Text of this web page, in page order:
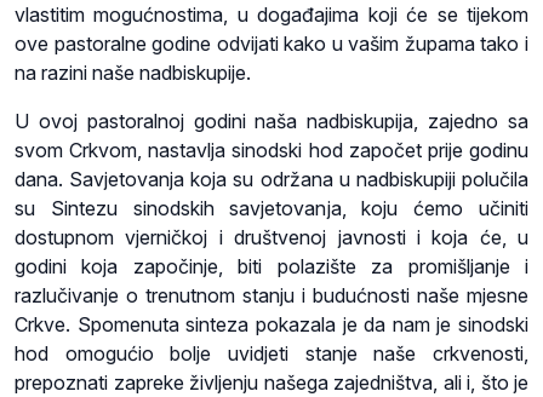
vlastitim mogućnostima, u događajima koji će se tijekom
ove pastoralne godine odvijati kako u vašim župama tako i
na razini naše nadbiskupije.
U ovoj pastoralnoj godini naša nadbiskupija, zajedno sa
svom Crkvom, nastavlja sinodski hod započet prije godinu
dana. Savjetovanja koja su održana u nadbiskupiji polučila
su Sintezu sinodskih savjetovanja, koju ćemo učiniti
dostupnom vjerničkoj i društvenoj javnosti i koja će, u
godini koja započinje, biti polazište za promišljanje i
razlučivanje o trenutnom stanju i budućnosti naše mjesne
Crkve. Spomenuta sinteza pokazala je da nam je sinodski
hod omogućio bolje uvidjeti stanje naše crkvenosti,
prepoznati zapreke življenju našega zajedništva, ali i, što je